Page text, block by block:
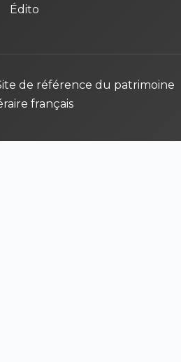
Édito
de référence du patrimoine
français